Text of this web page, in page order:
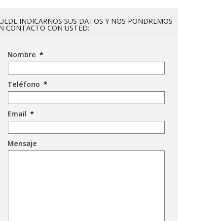
INDICARNOS SUS DATOS Y NOS PONDREMOS
CONTACTO CON USTED:
Nombre *
Teléfono *
Email *
Mensaje